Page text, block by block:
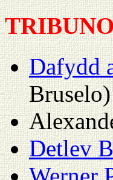
Dafydd
Bruselo)
Detlev